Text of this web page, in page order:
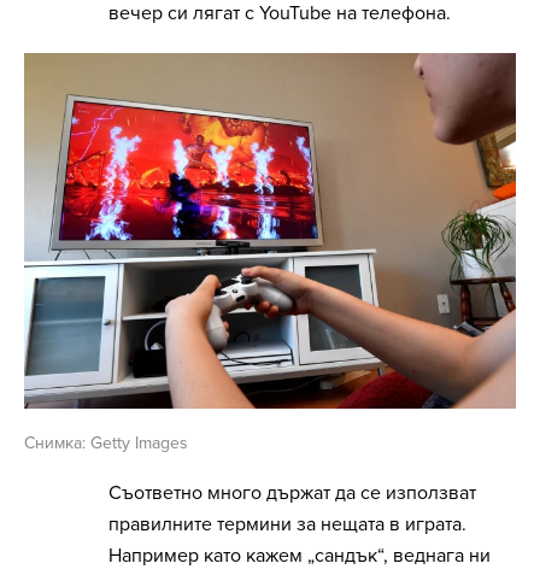
вечер си лягат с YouTube на телефона.
Снимка: Getty Images
Съответно много държат да се използват
правилните термини за нещата в играта.
Например като кажем „сандък“, веднага ни